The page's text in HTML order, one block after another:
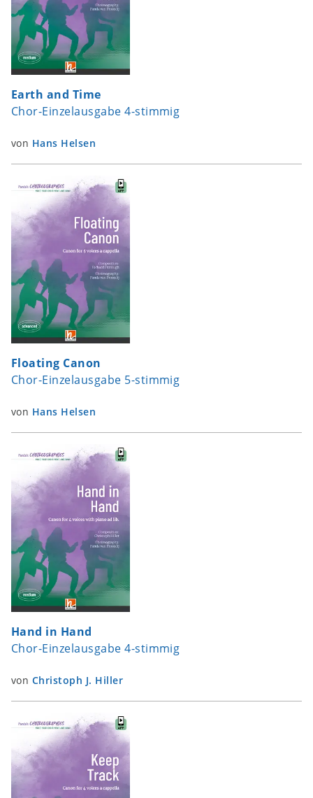
Earth and Time
Chor-Einzelausgabe 4-stimmig
von Hans Helsen
Floating Canon
Chor-Einzelausgabe 5-stimmig
von Hans Helsen
Hand in Hand
Chor-Einzelausgabe 4-stimmig
von Christoph J. Hiller